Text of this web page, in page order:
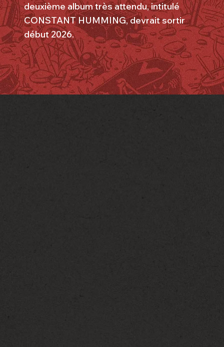
deuxième album très attendu, intitulé
CONSTANT HUMMING, devrait sortir
début 2026.